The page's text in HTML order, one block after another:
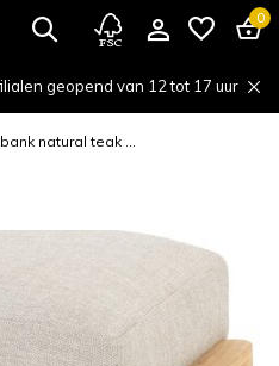
0
geopend van 12 tot 17 uur
natural teak ...